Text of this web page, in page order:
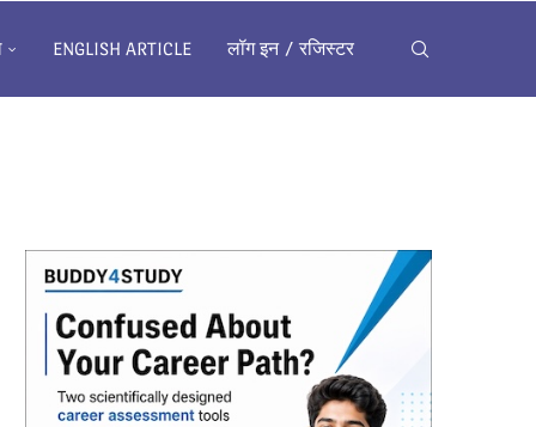
ENGLISH ARTICLE लॉग इन / रजिस्टर